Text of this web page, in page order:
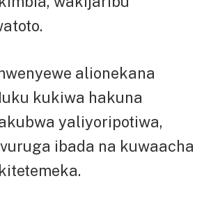
alionekana
kukiwa hakuna
yaliyoripotiwa,
ibada na kuwaacha